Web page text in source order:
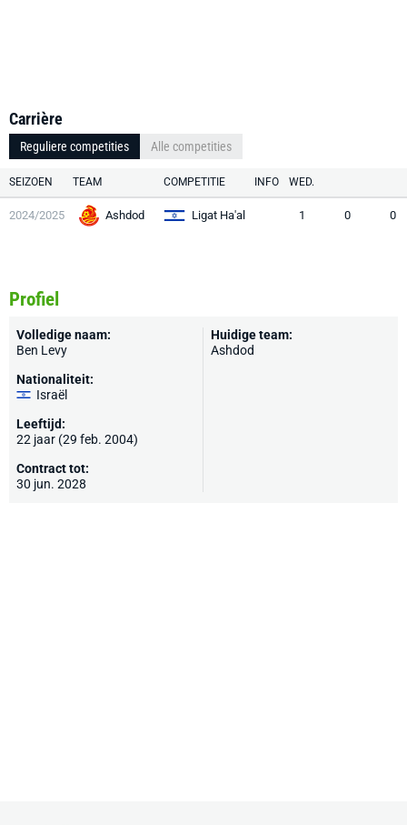
Carrière
Reguliere competities Alle competities
SEIZOEN TEAM COMPETITIE INFO WED.
2024/2025 Ashdod Ligat Ha'al 1 0 0
Profiel
Volledige naam:
Ben Levy
Nationaliteit:
Israël
Leeftijd:
22 jaar (29 feb. 2004)
Contract tot:
30 jun. 2028
Huidige team:
Ashdod